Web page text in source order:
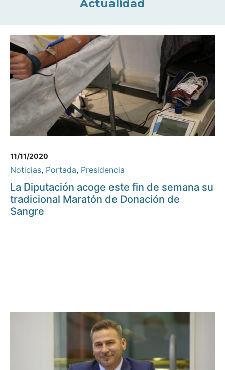
Actualidad
11/11/2020
Noticias, Portada, Presidencia
La Diputación acoge este fin de semana su
tradicional Maratón de Donación de
Sangre